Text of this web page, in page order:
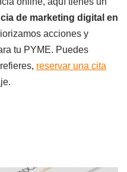
de marketing digital en
acciones y
tu PYME. Puedes
reservar una cita